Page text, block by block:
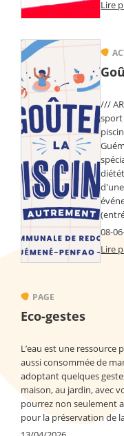
Lire
///
sport
08-
Lire
PAGE
Eco-gestes
L’eau est une
aussi consommée de
adoptant quelques
maison, au jardin, avec
pourrez non seulement
pour la préservation de